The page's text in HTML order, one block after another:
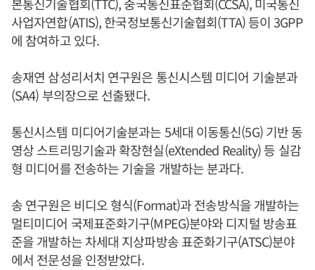
본통신기술협회(TTC), 중국통신표준협회(CCSA), 미국통신
사업자연합(ATIS), 한국정보통신기술협회(TTA) 등이 3GPP
에 참여하고 있다.
송재연 삼성리서치 연구원은 통신시스템 미디어 기술분과
(SA4) 부의장으로 선출됐다.
통신시스템 미디어기술분과는 5세대 이동통신(5G) 기반 동
영상 스트리밍기술과 확장현실(eXtended Reality) 등 실감
형 미디어를 전송하는 기술을 개발하는 분과다.
송 연구원은 비디오 형식(Format)과 전송방식을 개발하는
멀티미디어 국제표준화기구(MPEG)분야와 디지털 방송표
준을 개발하는 차세대 지상파방송 표준화기구(ATSC)분야
에서 전문성을 인정받았다.